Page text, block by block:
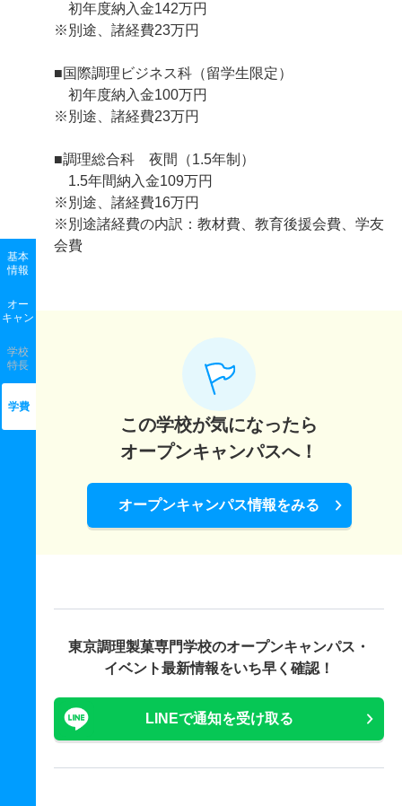
基本
情報
オー
キャン
学校
特長
学費
初年度納入金142万円
※別途、諸経費23万円
■国際調理ビジネス科（留学生限定）
初年度納入金100万円
※別途、諸経費23万円
■調理総合科 夜間（1.5年制）
1.5年間納入金109万円
※別途、諸経費16万円
※別途諸経費の内訳：教材費、教育後援会費、学友
会費
この学校が気になったら
オープンキャンパスへ！
オープンキャンパス情報をみる
東京調理製菓専門学校のオープンキャンパス・
イベント最新情報をいち早く確認！
LINEで通知を受け取る